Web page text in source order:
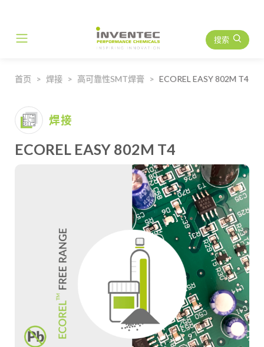
Main Navigation 搜索
首页 焊接 高可靠性SMT焊膏 ECOREL EASY 802M T4
焊接
ECOREL EASY 802M T4